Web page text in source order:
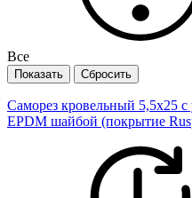
Все
Саморез кровельный 5,5х25
EPDM шайбой (покрытие